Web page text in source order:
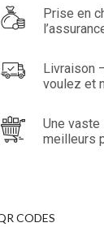
Prise en
Livraison
voulez et
Une
meilleurs
CODES